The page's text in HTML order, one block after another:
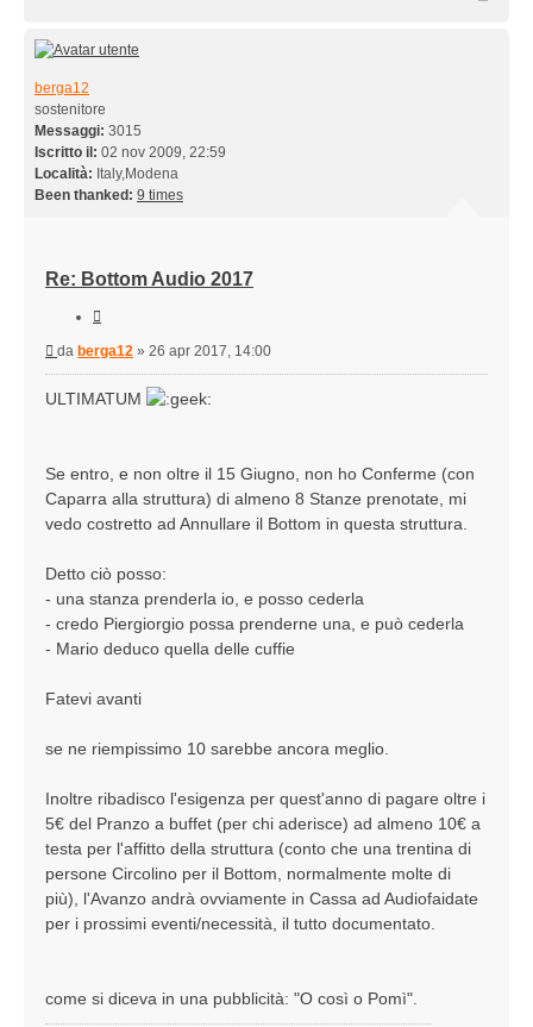
berga12
sostenitore
Messaggi: 3015
Iscritto il: 02 nov 2009, 22:59
Località: Italy,Modena
Been thanked: 9 times
Re: Bottom Audio 2017
Messaggio
da berga12 » 26 apr 2017, 14:00
ULTIMATUM
Se entro, e non oltre il 15 Giugno, non ho Conferme (con
Caparra alla struttura) di almeno 8 Stanze prenotate, mi
vedo costretto ad Annullare il Bottom in questa struttura.
Detto ciò posso:
- una stanza prenderla io, e posso cederla
- credo Piergiorgio possa prenderne una, e può cederla
- Mario deduco quella delle cuffie
Fatevi avanti
se ne riempissimo 10 sarebbe ancora meglio.
Inoltre ribadisco l'esigenza per quest'anno di pagare oltre i
5€ del Pranzo a buffet (per chi aderisce) ad almeno 10€ a
testa per l'affitto della struttura (conto che una trentina di
persone Circolino per il Bottom, normalmente molte di
più), l'Avanzo andrà ovviamente in Cassa ad Audiofaidate
per i prossimi eventi/necessità, il tutto documentato.
come si diceva in una pubblicità: "O così o Pomì".